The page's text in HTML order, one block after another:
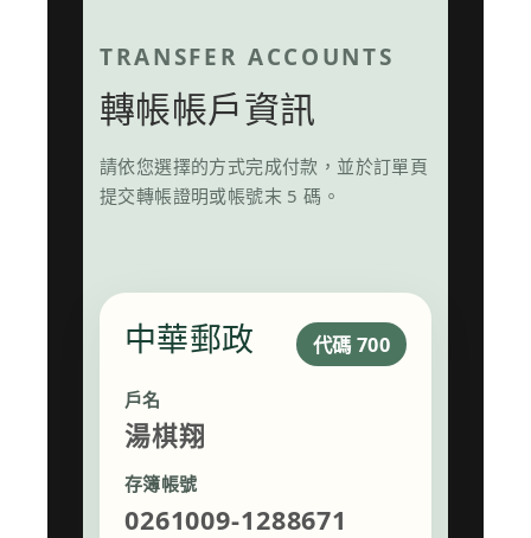
TRANSFER ACCOUNTS
轉帳帳戶資訊
請依您選擇的方式完成付款，並於訂單頁
提交轉帳證明或帳號末 5 碼。
中華郵政 代碼 700
戶名
湯棋翔
存簿帳號
0261009-1288671